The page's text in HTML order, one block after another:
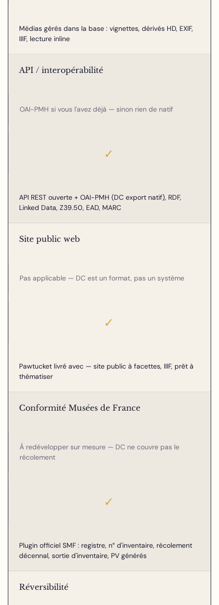
Médias gérés dans la base : vignettes, dérivés HD, EXIF,
IIIF, lecture inline
API / interopérabilité
OAI-PMH si vous l'avez déjà — sinon rien de natif
✓
API REST ouverte + OAI-PMH (DC export natif), RDF,
Linked Data, Z39.50, EAD, MARC
Site public web
Pas applicable — DC est un format, pas un système
✓
Pawtucket livré avec — site public à facettes, IIIF, prêt à
thématiser
Conformité Musées de France
À redévelopper sur mesure — DC ne couvre pas le
récolement
✓
Plugin officiel SMF : registre, n° d'inventaire, récolement
décennal, sortie d'inventaire, PV générés
Réversibilité